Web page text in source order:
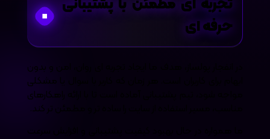
تجربه ای مطمئن با پشتیبانی
حرفه ای
در انفجار پولساز، هدف ما ایجاد تجربه ای روان، امن و بدون
ابهام برای کاربران است. هر زمان که کاربر با سوال یا مشکلی
مواجه شود، تیم پشتیبانی آماده است تا با ارائه راهکارهای
مناسب، مسیر استفاده از سایت را ساده تر و مطمئن تر کند.
ما همواره در حال بهبود کیفیت پشتیبانی و افزایش سرعت